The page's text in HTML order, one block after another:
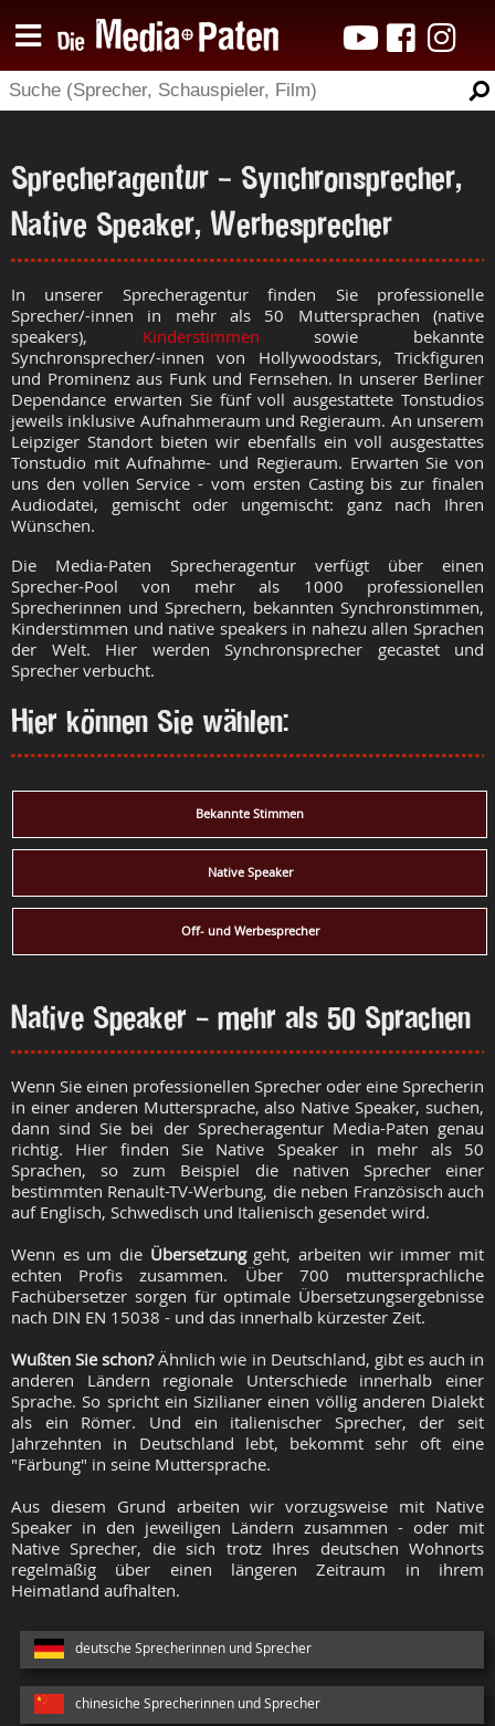
Sprecheragentur - Synchronsprecher,
Native Speaker, Werbesprecher
In unserer Sprecheragentur finden Sie professionelle
Sprecher/-innen in mehr als 50 Muttersprachen (native
speakers), Kinderstimmen sowie bekannte
Synchronsprecher/-innen von Hollywoodstars, Trickfiguren
und Prominenz aus Funk und Fernsehen. In unserer Berliner
Dependance erwarten Sie fünf voll ausgestattete Tonstudios
jeweils inklusive Aufnahmeraum und Regieraum. An unserem
Leipziger Standort bieten wir ebenfalls ein voll ausgestattes
Tonstudio mit Aufnahme- und Regieraum. Erwarten Sie von
uns den vollen Service - vom ersten Casting bis zur finalen
Audiodatei, gemischt oder ungemischt: ganz nach Ihren
Wünschen.
Die Media-Paten Sprecheragentur verfügt über einen
Sprecher-Pool von mehr als 1000 professionellen
Sprecherinnen und Sprechern, bekannten Synchronstimmen,
Kinderstimmen und native speakers in nahezu allen Sprachen
der Welt. Hier werden Synchronsprecher gecastet und
Sprecher verbucht.
Hier können Sie wählen:
Bekannte Stimmen
Native Speaker
Off- und Werbesprecher
Native Speaker - mehr als 50 Sprachen
Wenn Sie einen professionellen Sprecher oder eine Sprecherin
in einer anderen Muttersprache, also Native Speaker, suchen,
dann sind Sie bei der Sprecheragentur Media-Paten genau
richtig. Hier finden Sie Native Speaker in mehr als 50
Sprachen, so zum Beispiel die nativen Sprecher einer
bestimmten Renault-TV-Werbung, die neben Französisch auch
auf Englisch, Schwedisch und Italienisch gesendet wird.
Wenn es um die Übersetzunggeht, arbeiten wir immer mit
echten Profis zusammen. Über 700 muttersprachliche
Fachübersetzer sorgen für optimale Übersetzungsergebnisse
nach DIN EN 15038 - und das innerhalb kürzester Zeit.
Wußten Sie schon?Ähnlich wie in Deutschland, gibt es auch in
anderen Ländern regionale Unterschiede innerhalb einer
Sprache. So spricht ein Sizilianer einen völlig anderen Dialekt
als ein Römer. Und ein italienischer Sprecher, der seit
Jahrzehnten in Deutschland lebt, bekommt sehr oft eine
"Färbung" in seine Muttersprache.
Aus diesem Grund arbeiten wir vorzugsweise mit Native
Speaker in den jeweiligen Ländern zusammen - oder mit
Native Sprecher, die sich trotz Ihres deutschen Wohnorts
regelmäßig über einen längeren Zeitraum in ihrem
Heimatland aufhalten.
deutsche Sprecherinnen und Sprecher
chinesiche Sprecherinnen und Sprecher